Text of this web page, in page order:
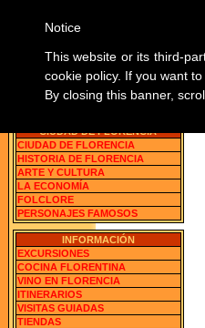
Florencia, Italia
CIUDAD DE FLORENCIA
CIUDAD DE FLORENCIA
HISTORIA DE FLORENCIA
ARTE Y CULTURA
LA ECONOMÍA
FOLCLORE
PERSONAJES FAMOSOS
INFORMACIÓN
EXCURSIONES
COCINA FLORENTINA
VINO EN FLORENCIA
ITINERARIOS
VISITAS GUIADAS
TIENDAS
Notice
This website or its third-
cookie policy. If you want
By closing this banner,